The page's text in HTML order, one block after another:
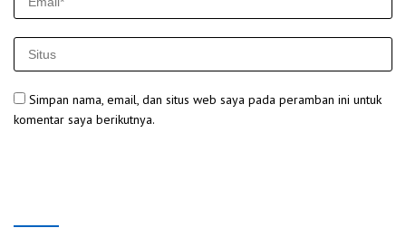
Simpan nama, email, dan situs web saya pada peramban ini untuk
komentar saya berikutnya.